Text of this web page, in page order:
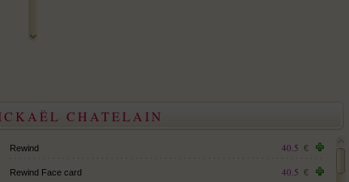
CHATELAIN
Rewind 40.5 €
Rewind Face card 40.5 €